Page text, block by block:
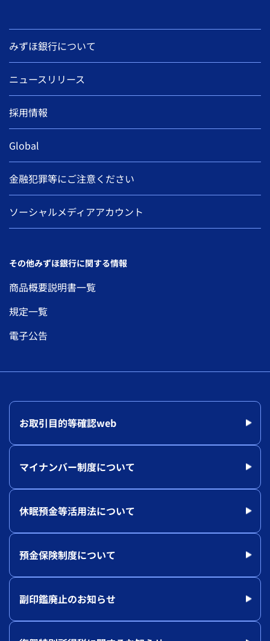
みずほ銀行について
ニュースリリース
採用情報
Global
金融犯罪等にご注意ください
ソーシャルメディアアカウント
その他みずほ銀行に関する情報
商品概要説明書一覧
規定一覧
電子公告
お取引目的等確認web
マイナンバー制度について
休眠預金等活用法について
預金保険制度について
副印鑑廃止のお知らせ